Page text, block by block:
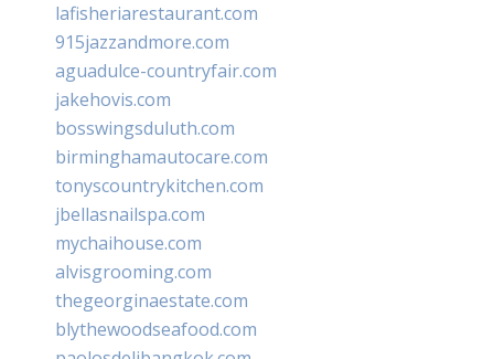
lafisheriarestaurant.com
915jazzandmore.com
aguadulce-countryfair.com
jakehovis.com
bosswingsduluth.com
birminghamautocare.com
tonyscountrykitchen.com
jbellasnailspa.com
mychaihouse.com
alvisgrooming.com
thegeorginaestate.com
blythewoodseafood.com